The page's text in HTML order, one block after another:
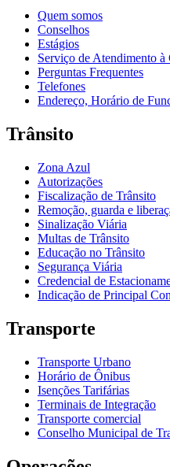
Quem somos
Conselhos
Estágios
Serviço de Atendimento
Perguntas Frequentes
Telefones
Endereço, Horário de
Trânsito
Zona Azul
Autorizações
Fiscalização de Trânsito
Remoção, guarda e
Sinalização Viária
Multas de Trânsito
Educação no Trânsito
Segurança Viária
Credencial de
Indicação de Principal
Transporte
Transporte Urbano
Horário de Ônibus
Isenções Tarifárias
Terminais de Integração
Transporte comercial
Conselho Municipal de